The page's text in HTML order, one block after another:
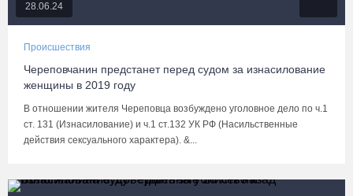
28.06.24
Происшествия
Череповчанин предстанет перед судом за изнасилование
женщины в 2019 году
В отношении жителя Череповца возбуждено уголовное дело по ч.1
ст. 131 (Изнасилование) и ч.1 ст.132 УК РФ (Насильственные
действия сексуального характера). &...